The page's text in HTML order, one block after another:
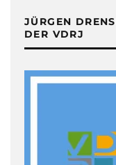
JÜRGEN
DER VDRJ